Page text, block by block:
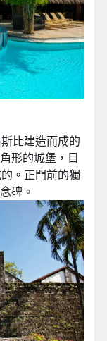
比建造而成的
形的城堡，目
。正門前的獨
碑。